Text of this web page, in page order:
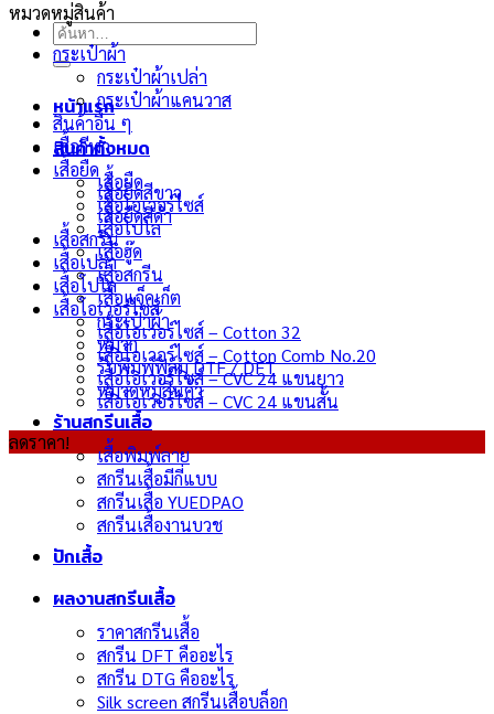
ค้นหา:
หน้าแรก
สินค้าทั้งหมด
เสื้อยืด
เสื้อโอเวอร์ไซส์
เสื้อโปโล
เสื้อฮู๊ด
เสื้อสกรีน
เสื้อแจ็คเก็ต
กระเป๋าผ้า
หมวก
รับพิมพ์ฟิล์ม DTF / DFT
หมวดหมู่สินค้า
ร้านสกรีนเสื้อ
เสื้อพิมพ์ลาย
สกรีนเสื้อมีกี่แบบ
สกรีนเสื้อ YUEDPAO
สกรีนเสื้องานบวช
ปักเสื้อ
ผลงานสกรีนเสื้อ
ราคาสกรีนเสื้อ
สกรีน DFT คืออะไร
สกรีน DTG คืออะไร
Silk screen สกรีนเสื้อบล็อก
หมวดหมู่สินค้า
กระเป๋าผ้า
กระเป๋าผ้าเปล่า
กระเป๋าผ้าแคนวาส
สินค้าอื่น ๆ
เสื้อกีฬา
เสื้อยืด
เสื้อยืดสีขาว
เสื้อยืดสีดำ
เสื้อสกรีน
เสื้อเปล่า
เสื้อโปโล
เสื้อโอเวอร์ไซส์
เสื้อโอเวอร์ไซส์ – Cotton 32
เสื้อโอเวอร์ไซส์ – Cotton Comb No.20
เสื้อโอเวอร์ไซส์ – CVC 24 แขนยาว
เสื้อโอเวอร์ไซส์ – CVC 24 แขนสั้น
ลดราคา!